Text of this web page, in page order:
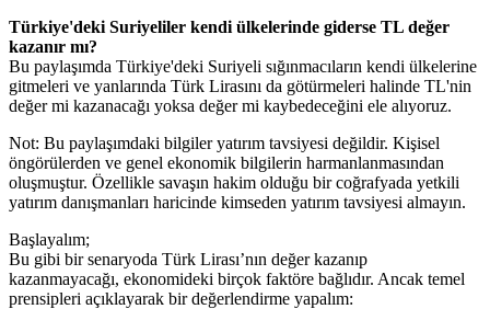
Türkiye'deki Suriyeliler kendi ülkelerinde giderse TL değer
kazanır mı?
Bu paylaşımda Türkiye'deki Suriyeli sığınmacıların kendi ülkelerine
gitmeleri ve yanlarında Türk Lirasını da götürmeleri halinde TL'nin
değer mi kazanacağı yoksa değer mi kaybedeceğini ele alıyoruz.
Not: Bu paylaşımdaki bilgiler yatırım tavsiyesi değildir. Kişisel
öngörülerden ve genel ekonomik bilgilerin harmanlanmasından
oluşmuştur. Özellikle savaşın hakim olduğu bir coğrafyada yetkili
yatırım danışmanları haricinde kimseden yatırım tavsiyesi almayın.
Başlayalım;
Bu gibi bir senaryoda Türk Lirası’nın değer kazanıp
kazanmayacağı, ekonomideki birçok faktöre bağlıdır. Ancak temel
prensipleri açıklayarak bir değerlendirme yapalım: